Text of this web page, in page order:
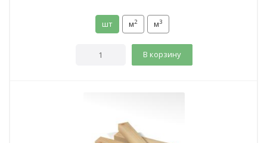
шт м2 м3
В корзину